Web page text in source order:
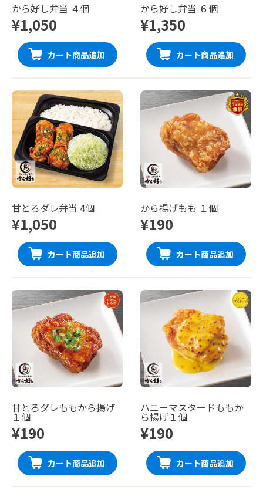
から好し弁当 ４個
¥1,050
カート商品追加
から好し弁当 ６個
¥1,350
カート商品追加
甘とろダレ弁当 4個
¥1,050
カート商品追加
から揚げもも １個
¥190
カート商品追加
甘とろダレももから揚げ
１個
¥190
カート商品追加
ハニーマスタードももか
ら揚げ１個
¥190
カート商品追加